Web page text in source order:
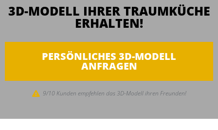
3D-MODELL IHRER TRAUMKÜCHE
ERHALTEN!
PERSÖNLICHES 3D-MODELL
ANFRAGEN
9/10 Kunden empfehlen das 3D-Modell ihren Freunden!